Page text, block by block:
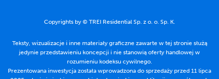
Copyrights by © TREI Residential Sp. z o. o. Sp. K.
Teksty, wizualizacje i inne materiały graficzne zawarte w tej stronie służą
jedynie przedstawieniu koncepcji i nie stanowią oferty handlowej w
rozumieniu kodeksu cywilnego.
Prezentowana inwestycja została wprowadzona do sprzedaży przed 11 lipca